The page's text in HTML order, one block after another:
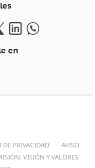
en
DE PRIVACIDAD
AVISO
VISIÓN Y VALORES